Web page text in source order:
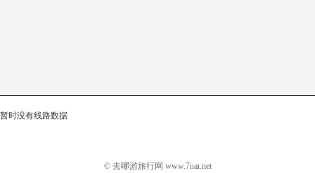
暂时没有线路数据
© 去哪游旅行网 www.7nar.net